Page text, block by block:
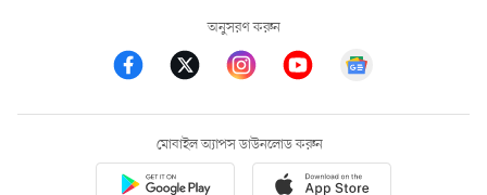
অনুসরণ করুন
মোবাইল অ্যাপস ডাউনলোড করুন